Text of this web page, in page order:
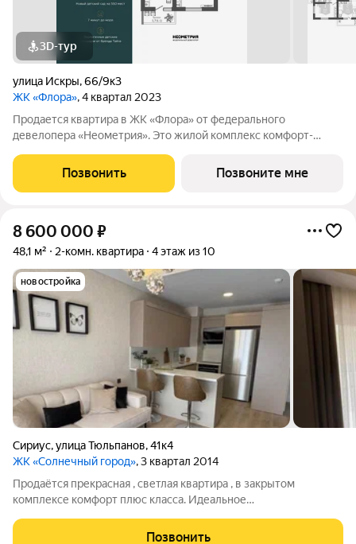
3D-тур
улица Искры,66/9к3
ЖК «Флора», 4 квартал 2023
Продается квартира в ЖК «Флора» от федерального
девелопера «Неометрия». Это жилой комплекс комфорт-
постарались максимально сохранить окружающую флору и
фауну. Теплое море, горы, целебные
Позвонить Позвоните мне
8 600 000 ₽
48,1 м² 2-комн. квартира 4 этаж из 10
новостройка
Сириус,улица Тюльпанов,41к4
ЖК «Солнечный город», 3 квартал 2014
Продаётся прекрасная , светлая квартира , в закрытом
комплексе комфорт плюс класса. Идеальное
постоянного проживания , так же покупку этой квартиры
Позвонить